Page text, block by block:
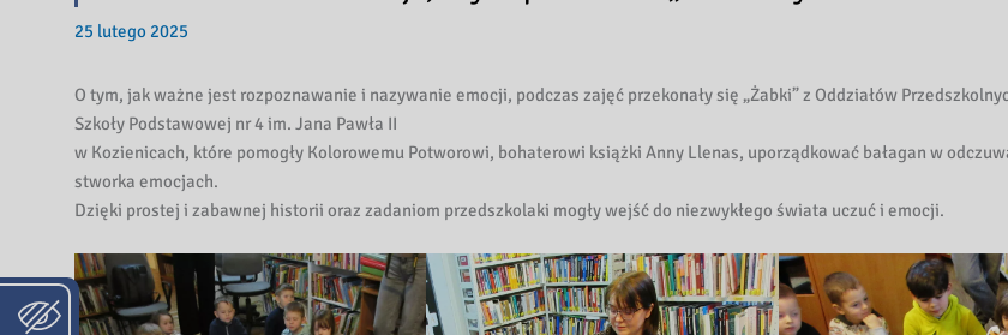
25 lutego 2025
O tym, jak ważne jest rozpoznawanie i nazywanie emocji, podczas zajęć przekonały się „Żabki” z Oddziałów
Szkoły Podstawowej nr 4 im. Jana Pawła II
w Kozienicach, które pomogły Kolorowemu Potworowi, bohaterowi książki Anny Llenas, uporządkować bałagan w
stworka emocjach.
Dzięki prostej i zabawnej historii oraz zadaniom przedszkolaki mogły wejść do niezwykłego świata uczuć i emocji.